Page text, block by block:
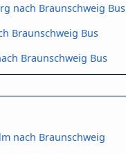
nach Braunschweig Bus
Braunschweig Bus
Braunschweig Bus
nach Braunschweig